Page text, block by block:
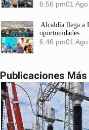
6:56 pm01
Alcaldía llega a
oportunidades
6:46 pm01
Publicaciones